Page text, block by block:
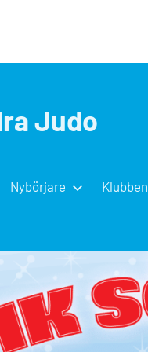
Judo
Nybörjare Klubben